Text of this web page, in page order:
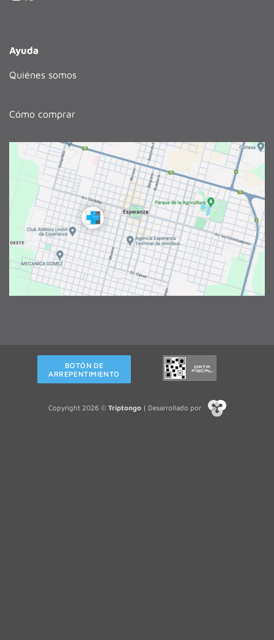
Ayuda
Quiénes somos
Cómo comprar
BOTÓN DE
ARREPENTIMIENTO
Copyright 2026 © Triptongo| Desarrollado por